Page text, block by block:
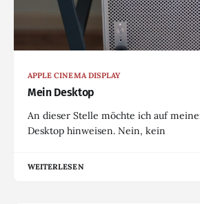
APPLE CINEMA DISPLAY
Mein Desktop
An dieser Stelle möchte ich auf
Desktop hinweisen. Nein, kein
WEITERLESEN